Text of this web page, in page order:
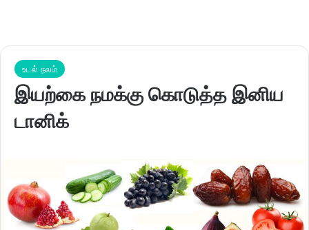
உடல் நலம்
இயற்கை நமக்கு கொடுத்த இனிய
டானிக்